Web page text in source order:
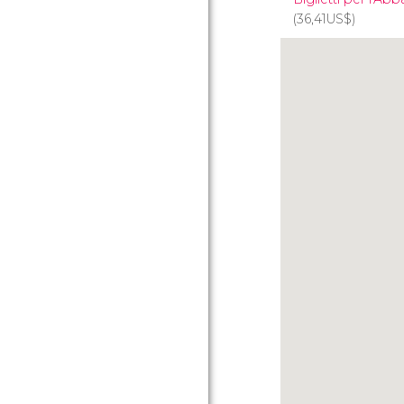
(36,41US$)